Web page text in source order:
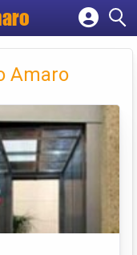
Amaro